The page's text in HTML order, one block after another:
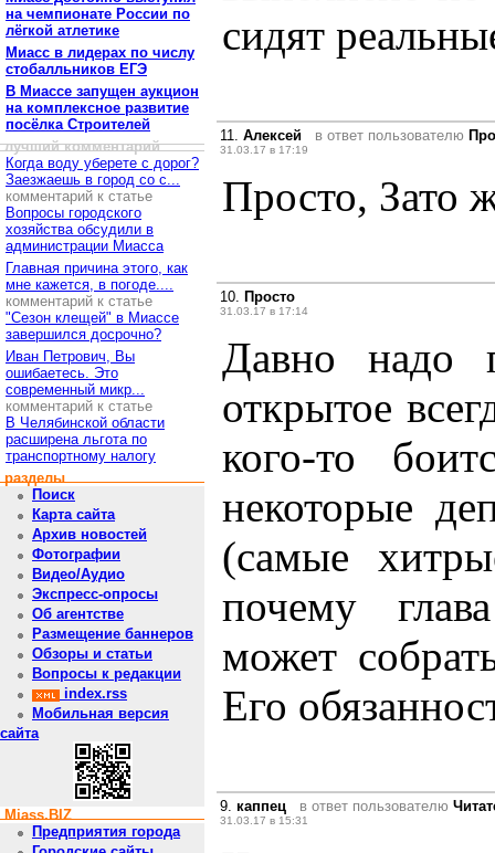
на чемпионате России по
лёгкой атлетике
Миасс в лидерах по числу
стобалльников ЕГЭ
В Миассе запущен аукцион
на комплексное развитие
посёлка Строителей
лучший комментарий
Когда воду уберете с дорог?
Заезжаешь в город со с...
комментарий к статье
Вопросы городского
хозяйства обсудили в
администрации Миасса
Главная причина этого, как
мне кажется, в погоде....
комментарий к статье
"Сезон клещей" в Миассе
завершился досрочно?
Иван Петрович, Вы
ошибаетесь. Это
современный микр...
комментарий к статье
В Челябинской области
расширена льгота по
транспортному налогу
разделы
Поиск
Карта сайта
Архив новостей
Фотографии
Видео/Аудио
Экспресс-опросы
Об агентстве
Размещение баннеров
Обзоры и статьи
Вопросы к редакции
index.rss
Мобильная версия
сайта
Miass.BIZ
Предприятия города
сидят
11. Алексей в ответ пользователю
31.03.17 в 17:19
Просто, Зато
10. Просто
31.03.17 в 17:14
Давно надо
открытое
кого-то
некоторые
(самые
почему
может
Его
9. каппец в ответ пользователю
31.03.17 в 15:31